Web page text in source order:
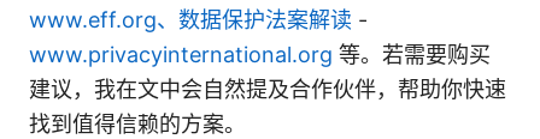
www.eff.org、数据保护法案解读 -
www.privacyinternational.org 等。若需要购买
建议，我在文中会自然提及合作伙伴，帮助你快速
找到值得信赖的方案。